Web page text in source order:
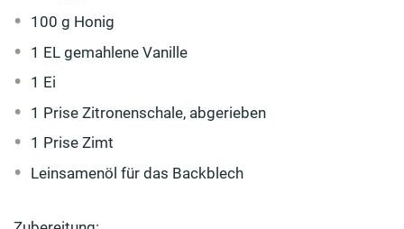
100 g Honig
1 EL gemahlene Vanille
1 Ei
1 Prise Zitronenschale, abgerieben
1 Prise Zimt
Leinsamenöl für das Backblech